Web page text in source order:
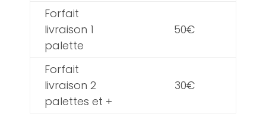
Forfait
livraison 1
palette
50€
Forfait
livraison 2
palettes et +
30€